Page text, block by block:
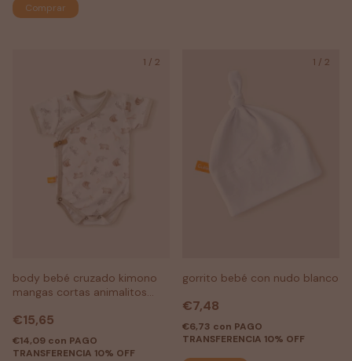
Comprar
1 / 2
body bebé cruzado kimono
mangas cortas animalitos
€15,65
€14,09 con PAGO
TRANSFERENCIA 10% OFF
1 / 2
gorrito bebé con nudo blanco
€7,48
€6,73 con PAGO
TRANSFERENCIA 10% OFF